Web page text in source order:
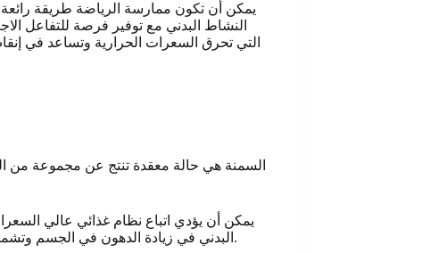
يمكن أن تكون ممارسة الرياضة طريقة
النشاط البدني مع توفير فرصة للتفاعل
التي تحرق السعرات الحرارية وتساعد في
السمنة هي حالة معقدة تنتج عن مجموعة من
البدني في زيادة الدهون في الجسم وتشمل الأسباب المحتملة الأخرى بعض الأدوية واضطرابات الغدد الصماء والحرمان من النوم والعوامل النفسية مثل التوتر أو الأكل المريح.